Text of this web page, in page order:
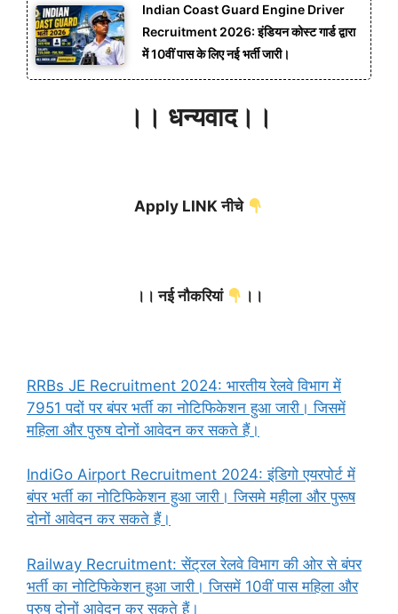
Indian Coast Guard Engine Driver
Recruitment 2026: इंडियन कोस्ट गार्ड द्वारा
में 10वीं पास के लिए नई भर्ती जारी।
।। धन्यवाद।।
Apply LINK नीचे
।। नई नौकरियां ।।
RRBs JE Recruitment 2024: भारतीय रेलवे विभाग में
7951 पदों पर बंपर भर्ती का नोटिफिकेशन हुआ जारी। जिसमें
महिला और पुरुष दोनों आवेदन कर सकते हैं।
IndiGo Airport Recruitment 2024: इंडिगो एयरपोर्ट में
बंपर भर्ती का नोटिफिकेशन हुआ जारी। जिसमे महीला और पुरूष
दोनों आवेदन कर सकते हैं।
Railway Recruitment: सेंट्रल रेलवे विभाग की ओर से बंपर
भर्ती का नोटिफिकेशन हुआ जारी। जिसमें 10वीं पास महिला और
पुरुष दोनों आवेदन कर सकते हैं।